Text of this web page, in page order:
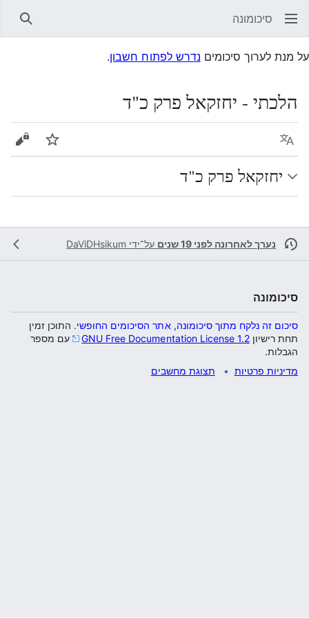
סיכומונה
על מנת לערוך סיכומים נדרש לפתוח חשבון.
הלכתי - יחזקאל פרק כ"ד
שפה עקוב
יחזקאל פרק כ"ד
נערך לאחרונה לפני 19 שנים על־ידי DaViDHsikum
סיכומונה
סיכום זה נלקח מתוך סיכומונה, אתר הסיכומים החופשי. התוכן זמין
תחת רישיוןGNU Free Documentation License 1.2
עם מספר
הגבלות.
מדיניות פרטיות
תצוגת מחשבים